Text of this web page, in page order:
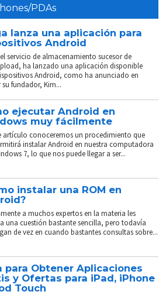
PDAs
lanza una aplicación para
Android
servicio de almacenamiento sucesor de
ha lanzado una aplicación disponible
Android, como ha anunciado en
su fundador, Kim...
ejecutar Android en
muy fácilmente
artículo conoceremos un procedimiento que
instalar Android en nuestra computadora
7, lo que nos puede llegar a ser...
instalar una ROM en
a muchos expertos en la materia les
una cuestión bastante sencilla, pero todavía
de vez en cuando bastantes consultas sobre...
para Obtener Aplicaciones
y Ofertas para iPad, iPhone
Touch